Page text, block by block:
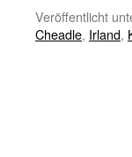
Veröffentlicht
Cheadle, Irland,